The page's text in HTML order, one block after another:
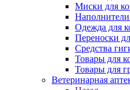
Миски для
Наполнители
Одежда для
Переноски
Средства
Товары для
Товары для
Ветеринарная